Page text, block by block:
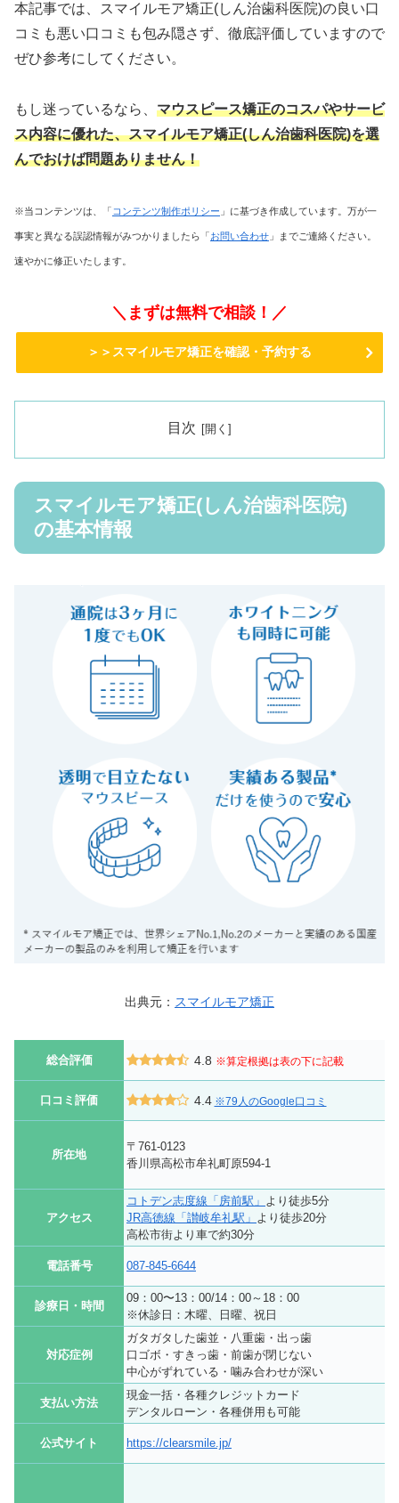
本記事では、スマイルモア矯正(しん治歯科医院)の良い口
コミも悪い口コミも包み隠さず、徹底評価していますので
ぜひ参考にしてください。
もし迷っているなら、 マウスピース矯正のコスパやサービ
ス内容に優れた、スマイルモア矯正(しん治歯科医院)を選
んでおけば問題ありません！
※当コンテンツは、「 コンテンツ制作ポリシー 」に基づき作成しています。万が一
事実と異なる誤認情報がみつかりましたら「お問い合わせ 」までご連絡ください。
速やかに修正いたします。
＼まずは無料で相談！／
＞＞スマイルモア矯正を確認・予約する
目次
スマイルモア矯正(しん治歯科医院)
の基本情報
出典元： スマイルモア矯正
総合評価 4.8 ※算定根拠は表の下に記載
口コミ評価 4.4 ※79人のGoogle口コミ
所在地
〒761-0123
香川県高松市牟礼町原594-1
アクセス
コトデン志度線「房前駅」 より徒歩5分
JR高徳線「讃岐牟礼駅」 より徒歩20分
高松市街より車で約30分
電話番号 087-845-6644
診療日・時間
09：00〜13：00/14：00～18：00
※休診日：木曜、日曜、祝日
対応症例
ガタガタした歯並・八重歯・出っ歯
口ゴボ・すきっ歯・前歯が閉じない
中心がずれている・噛み合わせが深い
支払い方法
現金一括・各種クレジットカード
デンタルローン・各種併用も可能
公式サイト https://clearsmile.jp/